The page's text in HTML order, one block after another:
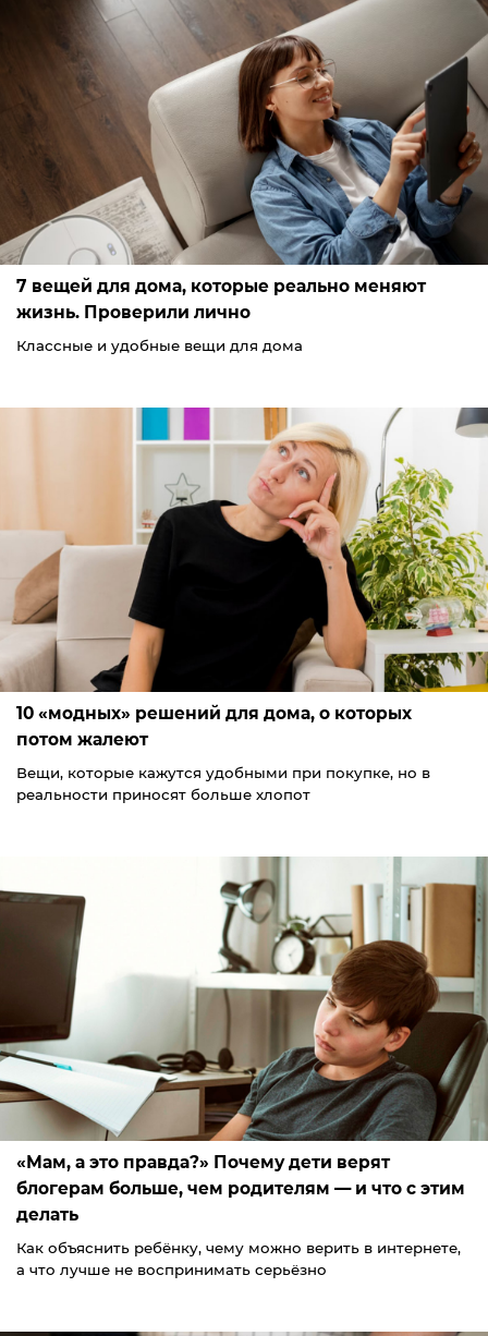
7 вещей для дома, которые реально меняют
жизнь. Проверили лично
Классные и удобные вещи для дома
10 «модных» решений для дома, о которых
потом жалеют
Вещи, которые кажутся удобными при покупке, но в
реальности приносят больше хлопот
«Мам, а это правда?» Почему дети верят
блогерам больше, чем родителям — и что с этим
делать
Как объяснить ребёнку, чему можно верить в интернете,
а что лучше не воспринимать серьёзно